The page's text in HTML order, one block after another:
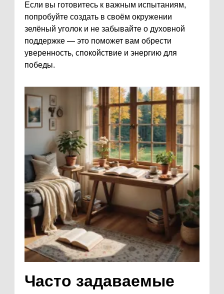
Если вы готовитесь к важным испытаниям,
попробуйте создать в своём окружении
зелёный уголок и не забывайте о духовной
поддержке — это поможет вам обрести
уверенность, спокойствие и энергию для
победы.
Часто задаваемые